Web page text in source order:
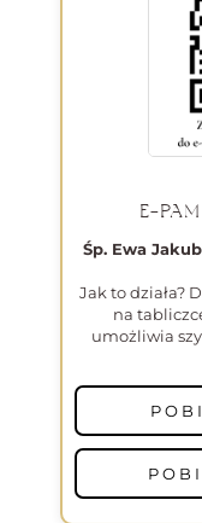
E-
Śp. Ewa
Jak to działa?
na
umożliwia